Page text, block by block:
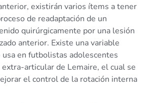
existirán varios ítems a tener
de readaptación de un
quirúrgicamente por una lesión
anterior. Existe una variable
usa en futbolistas adolescentes
articular de Lemaire, el cual se
el control de la rotación interna